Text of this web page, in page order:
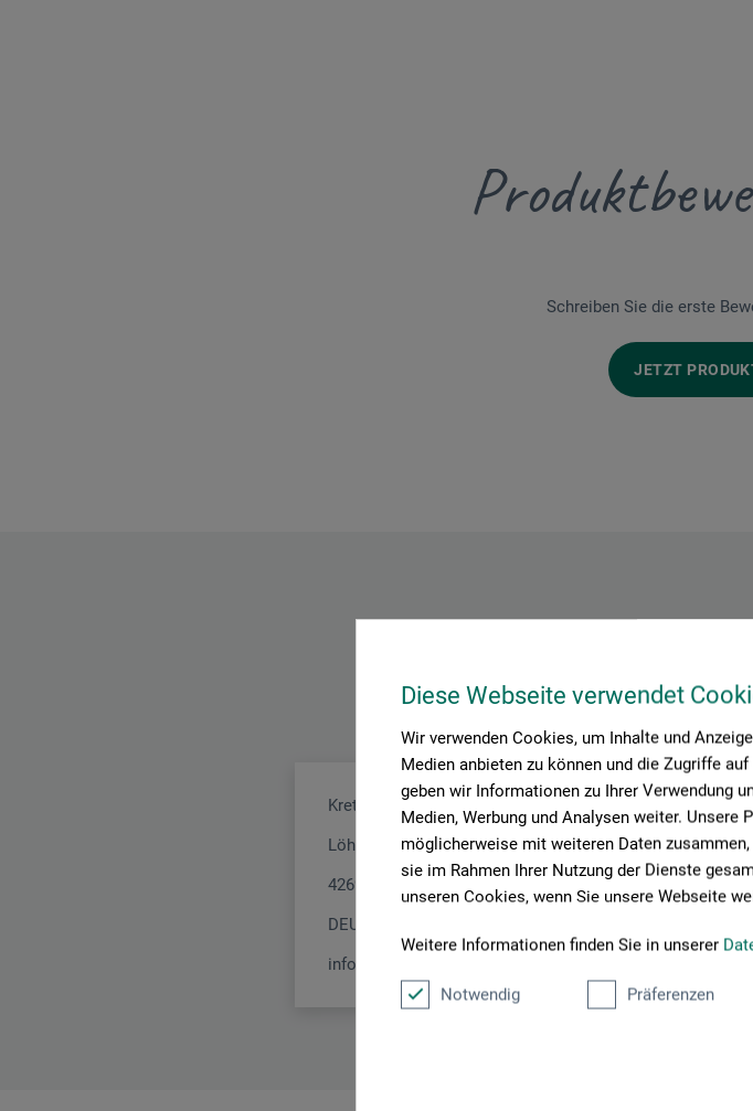
Diese Webseite verwendet
Wir verwenden Cookies, um Inhalte und
Medien anbieten zu können und die Zugriffe
geben wir Informationen zu Ihrer Verwendung
Medien, Werbung und Analysen weiter. Unsere
möglicherweise mit weiteren Daten
sie im Rahmen Ihrer Nutzung der Dienste
unseren Cookies, wenn Sie unsere Webseite
Weitere Informationen finden Sie in unserer
Notwendig Präferenzen
Schreiben Sie die erste
JETZT
Hier finden Sie die Kontaktdaten
Kretzer Scheren GmbH
Löhdorfer Str. 171 - 173
42699 Solingen
DEUTSCHLAND
info@kretzer.de